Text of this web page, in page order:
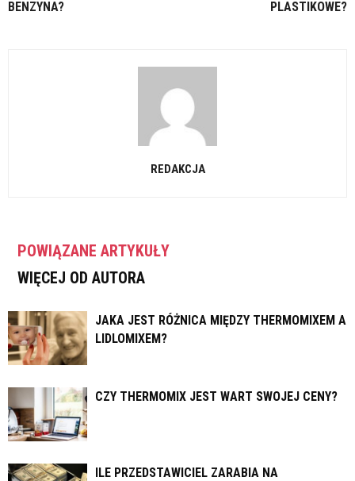
BENZYNA? PLASTIKOWE?
REDAKCJA
POWIĄZANE ARTYKUŁY
WIĘCEJ OD AUTORA
JAKA JEST RÓŻNICA MIĘDZY THERMOMIXEM A
LIDLOMIXEM?
CZY THERMOMIX JEST WART SWOJEJ CENY?
ILE PRZEDSTAWICIEL ZARABIA NA